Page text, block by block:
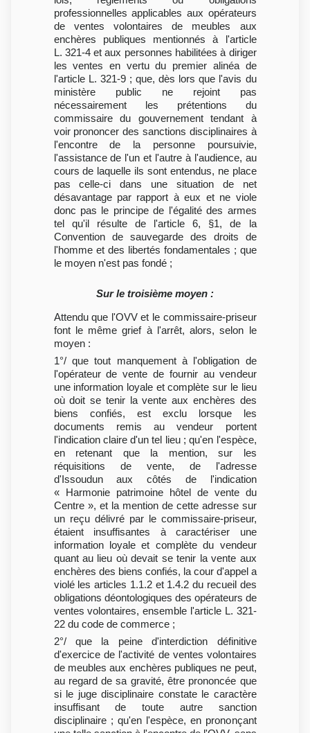
professionnelles applicables aux opérateurs
de ventes volontaires de meubles aux
enchères publiques mentionnés à l'article
L. 321-4 et aux personnes habilitées à diriger
les ventes en vertu du premier alinéa de
l'article L. 321-9 ; que, dès lors que l'avis du
ministère public ne rejoint pas
nécessairement les prétentions du
commissaire du gouvernement tendant à
voir prononcer des sanctions disciplinaires à
l'encontre de la personne poursuivie,
l'assistance de l'un et l'autre à l'audience, au
cours de laquelle ils sont entendus, ne place
pas celle-ci dans une situation de net
désavantage par rapport à eux et ne viole
donc pas le principe de l'égalité des armes
tel qu'il résulte de l'article 6, §1, de la
Convention de sauvegarde des droits de
l'homme et des libertés fondamentales ; que
le moyen n'est pas fondé ;
Sur le troisième moyen :
Attendu que l'OVV et le commissaire-priseur
font le même grief à l'arrêt, alors, selon le
moyen :
1°/ que tout manquement à l'obligation de
l'opérateur de vente de fournir au vendeur
une information loyale et complète sur le lieu
où doit se tenir la vente aux enchères des
biens confiés, est exclu lorsque les
documents remis au vendeur portent
l'indication claire d'un tel lieu ; qu'en l'espèce,
en retenant que la mention, sur les
réquisitions de vente, de l'adresse
d'Issoudun aux côtés de l'indication
« Harmonie patrimoine hôtel de vente du
Centre », et la mention de cette adresse sur
un reçu délivré par le commissaire-priseur,
étaient insuffisantes à caractériser une
information loyale et complète du vendeur
quant au lieu où devait se tenir la vente aux
enchères des biens confiés, la cour d'appel a
violé les articles 1.1.2 et 1.4.2 du recueil des
obligations déontologiques des opérateurs de
ventes volontaires, ensemble l'article L. 321-
22 du code de commerce ;
2°/ que la peine d'interdiction définitive
d'exercice de l'activité de ventes volontaires
de meubles aux enchères publiques ne peut,
au regard de sa gravité, être prononcée que
si le juge disciplinaire constate le caractère
insuffisant de toute autre sanction
disciplinaire ; qu'en l'espèce, en prononçant